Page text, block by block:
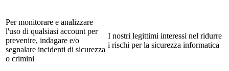
Per monitorare e analizzare
l'uso di qualsiasi account per
prevenire, indagare e/o
segnalare incidenti di sicurezza
o crimini
I nostri legittimi interessi nel ridurre
i rischi per la sicurezza informatica